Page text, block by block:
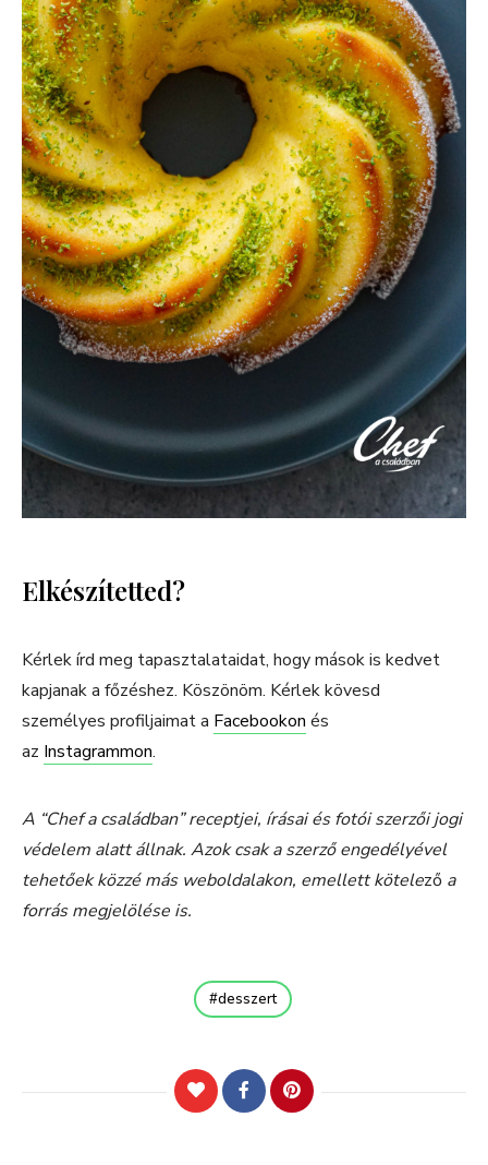
Elkészítetted?
Kérlek írd meg tapasztalataidat, hogy mások is kedvet
kapjanak a főzéshez. Köszönöm. Kérlek kövesd
személyes profiljaimat a Facebookon és
az Instagrammon.
A “Chef a családban” receptjei, írásai és fotói szerzői jogi
védelem alatt állnak. Azok csak a szerző engedélyével
tehetőek közzé más weboldalakon, emellett kötelező a
forrás megjelölése is.
desszert